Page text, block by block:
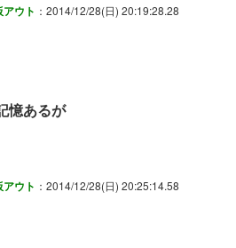
ウト ：2014/12/28(日) 20:19:28.28
憶あるが
ウト ：2014/12/28(日) 20:25:14.58